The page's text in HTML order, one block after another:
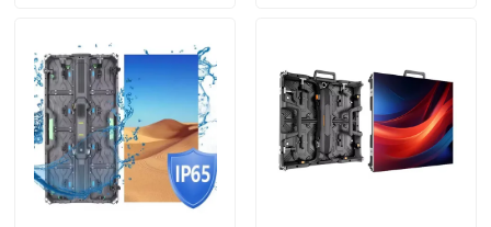
Producten
Video's
VR-show